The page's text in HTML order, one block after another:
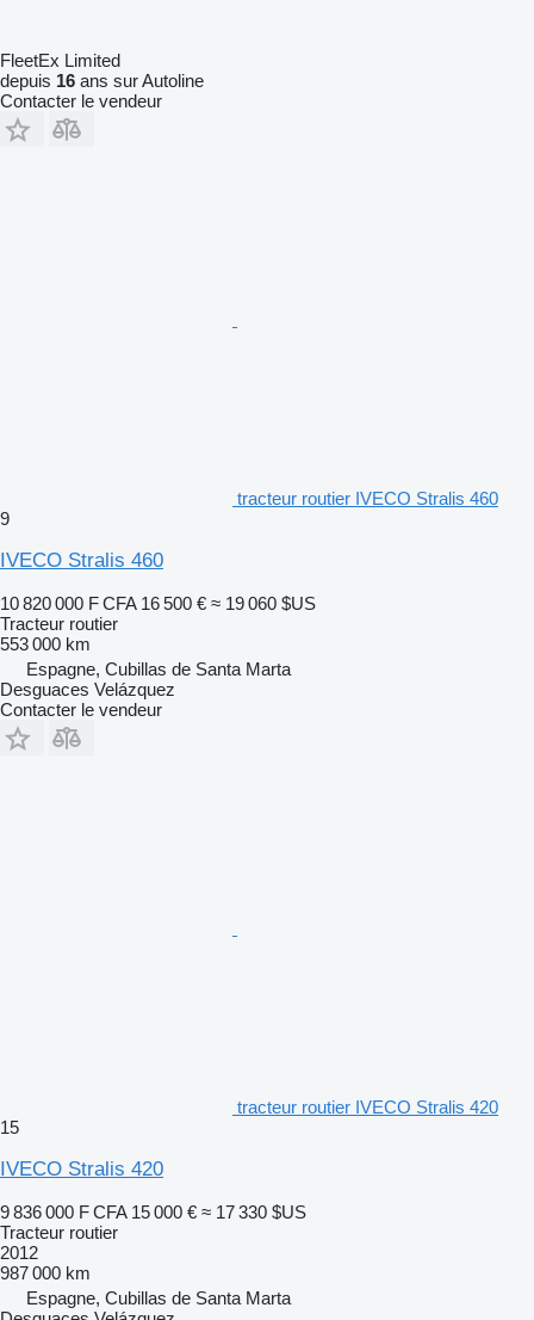
FleetEx Limited
depuis 16 ans sur Autoline
Contacter le vendeur
tracteur routier IVECO Stralis 460
9
IVECO Stralis 460
10 820 000 F CFA 16 500 € ≈ 19 060 $US
Tracteur routier
553 000 km
Espagne, Cubillas de Santa Marta
Desguaces Velázquez
Contacter le vendeur
tracteur routier IVECO Stralis 420
15
IVECO Stralis 420
9 836 000 F CFA 15 000 € ≈ 17 330 $US
Tracteur routier
2012
987 000 km
Espagne, Cubillas de Santa Marta